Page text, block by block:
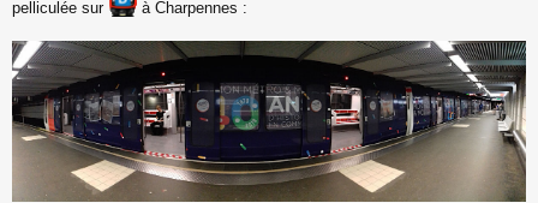
pelliculée sur à Charpennes :